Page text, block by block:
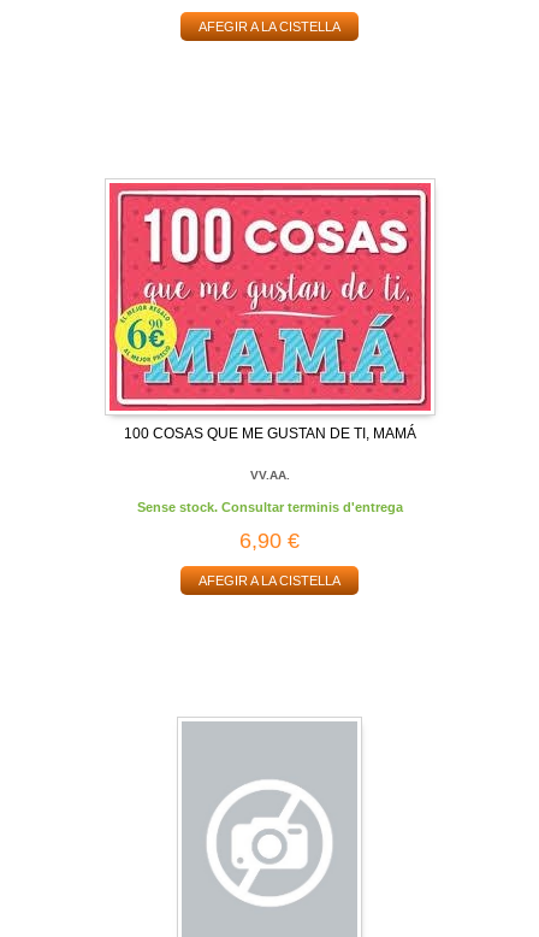
AFEGIR A LA CISTELLA
100 COSAS QUE ME GUSTAN DE TI, MAMÁ
VV.AA.
Sense stock. Consultar terminis d'entrega
6,90 €
AFEGIR A LA CISTELLA